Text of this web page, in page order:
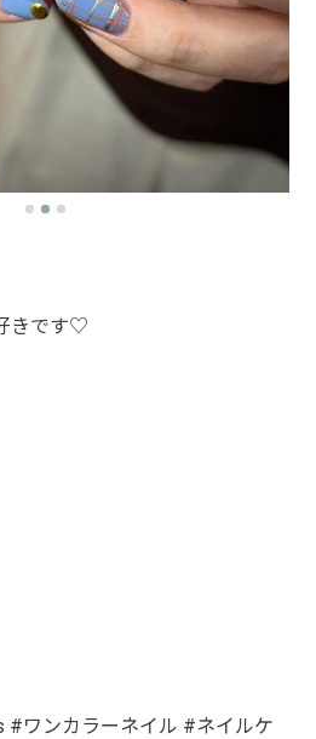
きです♡
#ワンカラーネイル #ネイルケ